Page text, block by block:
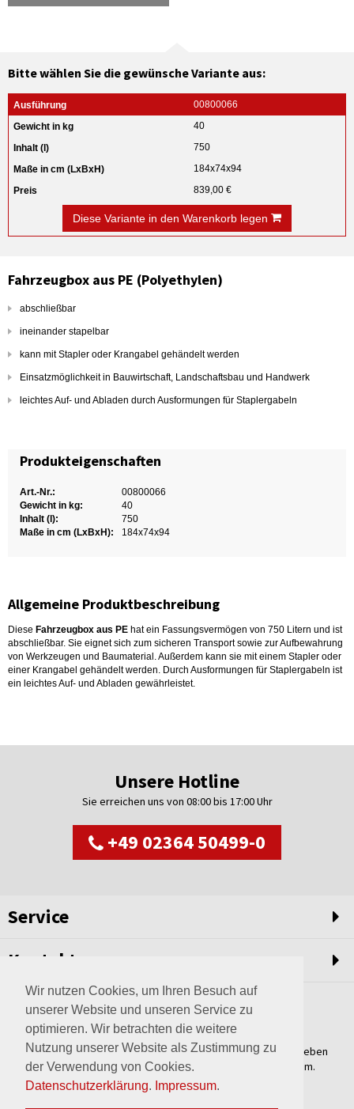
Wir nutzen Cookies, um Ihren Besuch auf
unserer Website und unseren Service zu
optimieren. Wir betrachten die weitere
Nutzung unserer Website als Zustimmung zu
der Verwendung von Cookies.
Datenschutzerklärung. Impressum.
Bitte wählen Sie die gewünsche Variante aus:
00800066
40
750
184x74x94
839,00 €
Diese Variante in den Warenkorb legen
Fahrzeugbox aus PE (Polyethylen)
abschließbar
ineinander stapelbar
kann mit Stapler oder Krangabel gehändelt werden
Einsatzmöglichkeit in Bauwirtschaft, Landschaftsbau und Handwerk
leichtes Auf- und Abladen durch Ausformungen für Staplergabeln
Produkteigenschaften
Art.-Nr.:
00800066
Gewicht in kg:
40
Inhalt (l):
750
Maße in cm (LxBxH):
184x74x94
Allgemeine Produktbeschreibung
Diese Fahrzeugbox aus PE hat ein Fassungsvermögen von 750 Litern und ist
abschließbar. Sie eignet sich zum sicheren Transport sowie zur Aufbewahrung
von Werkzeugen und Baumaterial. Außerdem kann sie mit einem Stapler oder
einer Krangabel gehändelt werden. Durch Ausformungen für Staplergabeln ist
ein leichtes Auf- und Abladen gewährleistet.
Unsere Hotline
Sie erreichen uns von 08:00 bis 17:00 Uhr
+49 02364 50499-0
Service
Kontakt
Weltweit setzen wir unsere Erfahrungswerte und unser Streben
nach innovativen Lösungen in unvergleichliche Anlagen um.
Erfahren Sie mehr über uns.